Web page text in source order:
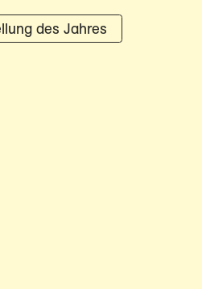
des Jahres